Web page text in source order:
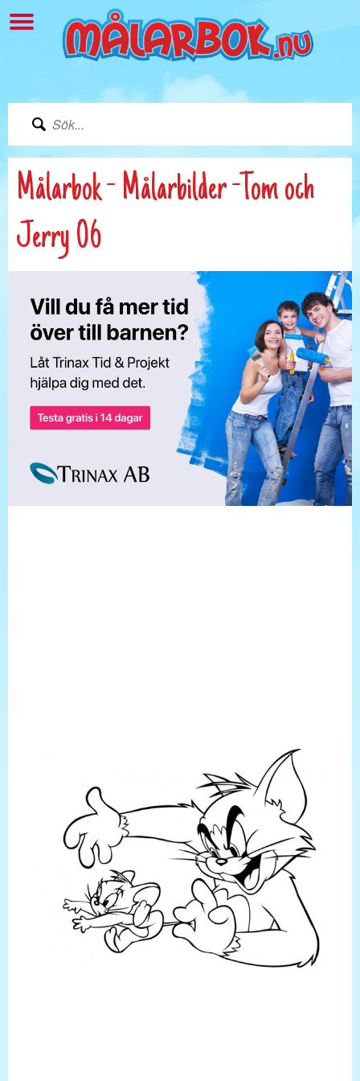
Målarbok - Målarbilder -Tom och
Jerry 06